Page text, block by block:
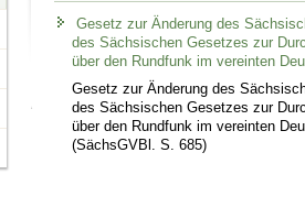
Gesetz zur Änderung des
des Sächsischen Gesetzes zur
über den Rundfunk im vereinten
Gesetz zur Änderung des
des Sächsischen Gesetzes zur
über den Rundfunk im vereinten
(SächsGVBl. S. 685)